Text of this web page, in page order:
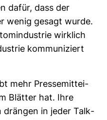
dafür, dass der
wenig gesagt wurde.
wirk­lich
kom­mu­ni­ziert
mehr Pres­se­mit­tei­
Blätter hat. Ihre
drängen in jeder Talk­